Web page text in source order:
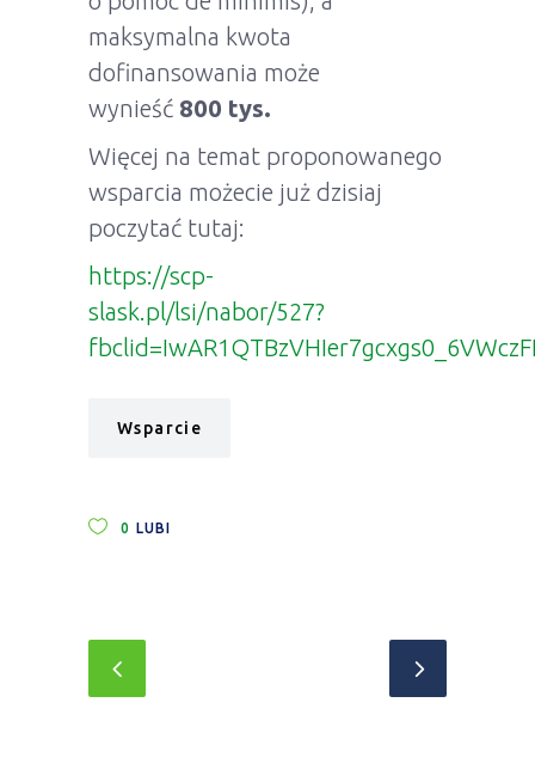
maksymalna kwota
dofinansowania może
wynieść 800 tys.
Więcej na temat proponowanego
wsparcia możecie już dzisiaj
poczytać tutaj:
https://scp-
slask.pl/lsi/nabor/527?
Wsparcie
0 LUBI